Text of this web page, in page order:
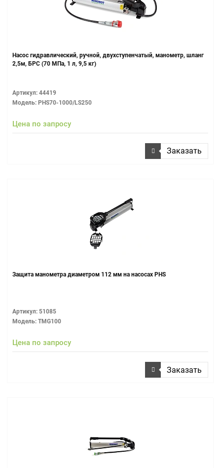
Насос гидравлический, ручной, двухступенчатый, манометр, шланг
2,5м, БРС (70 МПа, 1 л, 9,5 кг)
Артикул: 44419
Модель: PHS70-1000/LS250
Цена по запросу
Заказать
Защита манометра диаметром 112 мм на насосах PHS
Артикул: 51085
Модель: TMG100
Цена по запросу
Заказать